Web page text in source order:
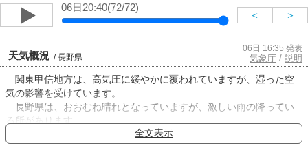
06日20:40(72/72)
＜ ＞
天気概況 / 長野県
06日 16:35 発表
気象庁 / 説明
関東甲信地方は、高気圧に緩やかに覆われていますが、湿った空
気の影響を受けています。
長野県は、おおむね晴れとなっていますが、激しい雨の降ってい
る所があります。
６日は、高気圧に緩やかに覆われますが、湿った空気の影響を受
全文表示